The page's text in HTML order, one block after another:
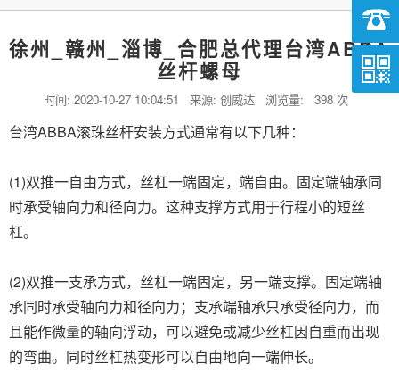
徐州_赣州_淄博_合肥总代理台湾ABBA
丝杆螺母
时间: 2020-10-27 10:04:51 来源: 创威达 浏览量: 398 次
台湾ABBA滚珠丝杆安装方式通常有以下几种：
(1)双推一自由方式，丝杠一端固定，端自由。固定端轴承同
时承受轴向力和径向力。这种支撑方式用于行程小的短丝
杠。
(2)双推一支承方式，丝杠一端固定，另一端支撑。固定端轴
承同时承受轴向力和径向力；支承端轴承只承受径向力，而
且能作微量的轴向浮动，可以避免或减少丝杠因自重而出现
的弯曲。同时丝杠热变形可以自由地向一端伸长。